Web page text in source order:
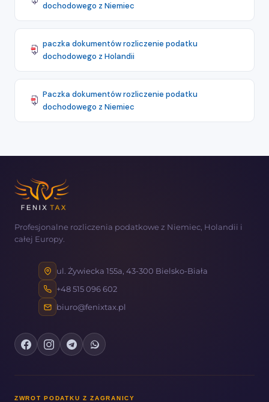
dochodowego z Niemiec
paczka dokumentów rozliczenie podatku
dochodowego z Holandii
Paczka dokumentów rozliczenie podatku
dochodowego z Niemiec
Profesjonalne rozliczenia podatkowe z Niemiec, Holandii i
całej Europy.
ul. Żywiecka 155a, 43-300 Bielsko-Biała
+48 515 096 602
biuro@fenixtax.pl
ZWROT PODATKU Z ZAGRANICY